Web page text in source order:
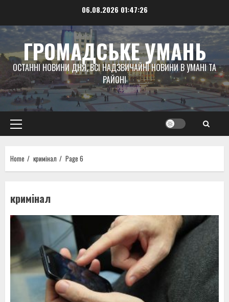
content
06.08.2026 01:47:27
ГРОМАДСЬКЕ УМАНЬ
ОСТАННІ НОВИНИ ДНЯ, ВСІ НАДЗВИЧАЙНІ НОВИНИ В УМАНІ ТА
РАЙОНІ
Primary
Menu
Home кримінал Page 6
кримінал